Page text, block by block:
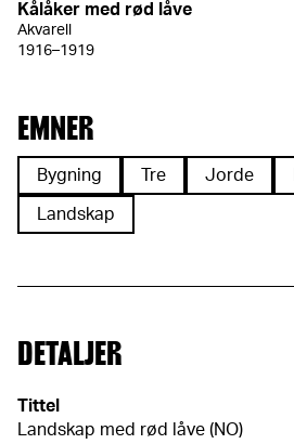
Kålåker med rød låve
Akvarell
1916–1919
EMNER
Bygning Tre Jorde
Landskap
DETALJER
Tittel
Landskap med rød låve (NO)